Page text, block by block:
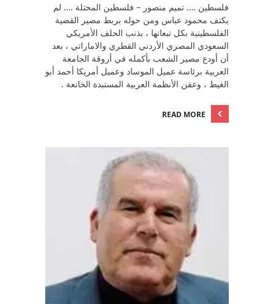
فلسطين …. تميم منصور – فلسطين المحتلة …. لم
يكتف محمود عباس ومن حوله بربط مصير القضية
الفلسطينية بكل تبعاتها ، بذنب الحلف الأمريكي
السعودي المصري الأردني القطري والاماراتي ، بعد
أن أودع مصير الشعب بأكمله في أروقة الجامعة
العربية برئاسة عميل الموساد وعميل أمريكا أحمد أبو
الغيط ، وعفن الأنظمة العربية المستبدة الخانعة .
READ MORE